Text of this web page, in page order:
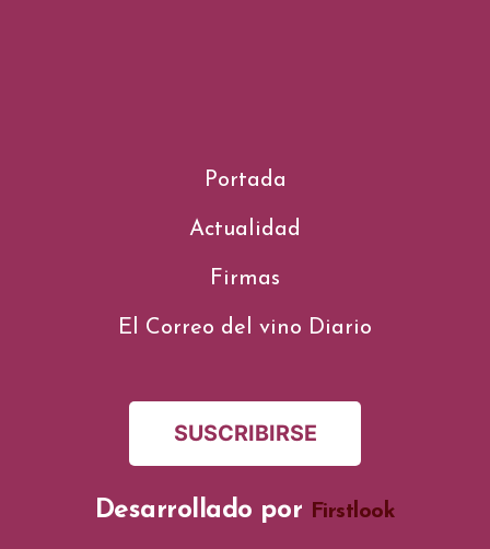
Portada
Actualidad
Firmas
El Correo del vino Diario
SUSCRIBIRSE
Desarrollado por Firstlook